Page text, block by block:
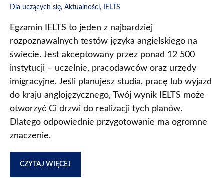
Dla uczących się, Aktualności, IELTS
Egzamin IELTS to jeden z najbardziej
rozpoznawalnych testów języka angielskiego na
świecie. Jest akceptowany przez ponad 12 500
instytucji – uczelnie, pracodawców oraz urzędy
imigracyjne. Jeśli planujesz studia, pracę lub wyjazd
do kraju anglojęzycznego, Twój wynik IELTS może
otworzyć Ci drzwi do realizacji tych planów.
Dlatego odpowiednie przygotowanie ma ogromne
znaczenie.
CZYTAJ WIĘCEJ